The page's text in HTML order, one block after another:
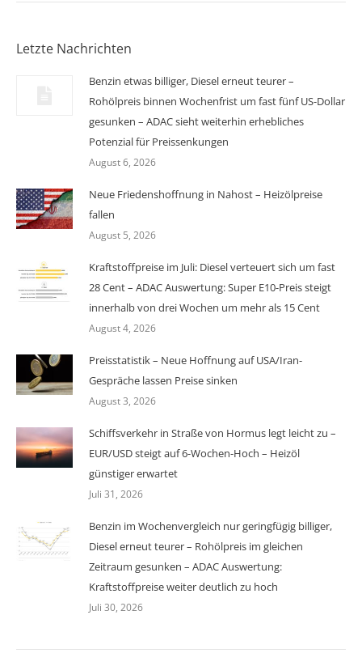
Letzte Nachrichten
Benzin etwas billiger, Diesel erneut teurer –
Rohölpreis binnen Wochenfrist um fast fünf US-Dollar
gesunken – ADAC sieht weiterhin erhebliches
Potenzial für Preissenkungen
August 6, 2026
Neue Friedenshoffnung in Nahost – Heizölpreise
fallen
August 5, 2026
Kraftstoffpreise im Juli: Diesel verteuert sich um fast
28 Cent – ADAC Auswertung: Super E10-Preis steigt
innerhalb von drei Wochen um mehr als 15 Cent
August 4, 2026
Preisstatistik – Neue Hoffnung auf USA/Iran-
Gespräche lassen Preise sinken
August 3, 2026
Schiffsverkehr in Straße von Hormus legt leicht zu –
EUR/USD steigt auf 6-Wochen-Hoch – Heizöl
günstiger erwartet
Juli 31, 2026
Benzin im Wochenvergleich nur geringfügig billiger,
Diesel erneut teurer – Rohölpreis im gleichen
Zeitraum gesunken – ADAC Auswertung:
Kraftstoffpreise weiter deutlich zu hoch
Juli 30, 2026